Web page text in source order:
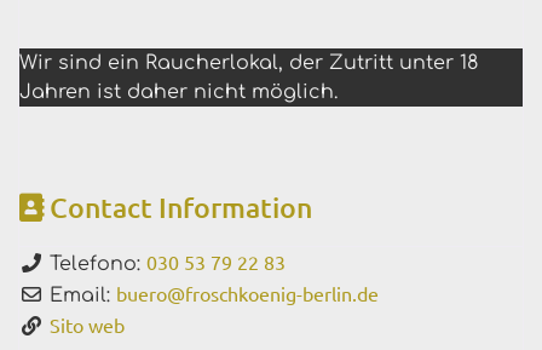
Wir sind ein Raucherlokal, der Zutritt unter 18
Jahren ist daher nicht möglich.
Contact Information
Telefono: 030 53 79 22 83
Email: buero@froschkoenig-berlin.de
Sito web